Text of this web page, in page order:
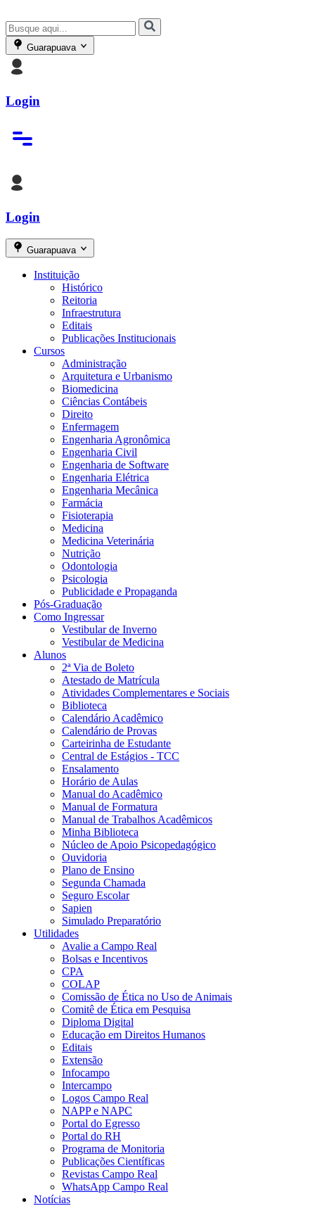
Guarapuava
Login
Login
Guarapuava
Instituição
Histórico
Reitoria
Infraestrutura
Editais
Publicações Institucionais
Cursos
Administração
Arquitetura e Urbanismo
Biomedicina
Ciências Contábeis
Direito
Enfermagem
Engenharia Agronômica
Engenharia Civil
Engenharia de Software
Engenharia Elétrica
Engenharia Mecânica
Farmácia
Fisioterapia
Medicina
Medicina Veterinária
Nutrição
Odontologia
Psicologia
Publicidade e Propaganda
Pós-Graduação
Como Ingressar
Vestibular de Inverno
Vestibular de Medicina
Alunos
2ª Via de Boleto
Atestado de Matrícula
Atividades Complementares e Sociais
Biblioteca
Calendário Acadêmico
Calendário de Provas
Carteirinha de Estudante
Central de Estágios - TCC
Ensalamento
Horário de Aulas
Manual do Acadêmico
Manual de Formatura
Manual de Trabalhos Acadêmicos
Minha Biblioteca
Núcleo de Apoio Psicopedagógico
Ouvidoria
Plano de Ensino
Segunda Chamada
Seguro Escolar
Sapien
Simulado Preparatório
Utilidades
Avalie a Campo Real
Bolsas e Incentivos
CPA
COLAP
Comissão de Ética no Uso de Animais
Comitê de Ética em Pesquisa
Diploma Digital
Educação em Direitos Humanos
Editais
Extensão
Infocampo
Intercampo
Logos Campo Real
NAPP e NAPC
Portal do Egresso
Portal do RH
Programa de Monitoria
Publicações Científicas
Revistas Campo Real
WhatsApp Campo Real
Notícias